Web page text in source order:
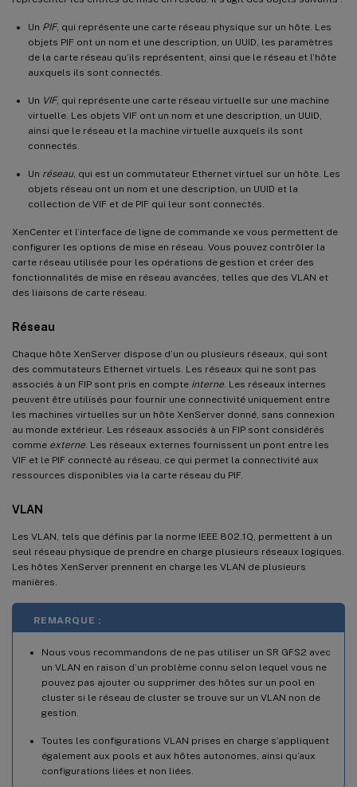
Un PIF, qui représente une carte réseau physique sur un hôte. Les
objets PIF ont un nom et une description, un UUID, les paramètres
de la carte réseau qu’ils représentent, ainsi que le réseau et l’hôte
auxquels ils sont connectés.
Un VIF, qui représente une carte réseau virtuelle sur une machine
virtuelle. Les objets VIF ont un nom et une description, un UUID,
ainsi que le réseau et la machine virtuelle auxquels ils sont
connectés.
Un réseau, qui est un commutateur Ethernet virtuel sur un hôte. Les
objets réseau ont un nom et une description, un UUID et la
collection de VIF et de PIF qui leur sont connectés.
XenCenter et l’interface de ligne de commande xe vous permettent de
configurer les options de mise en réseau. Vous pouvez contrôler la
carte réseau utilisée pour les opérations de gestion et créer des
fonctionnalités de mise en réseau avancées, telles que des VLAN et
des liaisons de carte réseau.
Réseau
Chaque hôte XenServer dispose d’un ou plusieurs réseaux, qui sont
des commutateurs Ethernet virtuels. Les réseaux qui ne sont pas
associés à un FIP sont pris en compte interne . Les réseaux internes
peuvent être utilisés pour fournir une connectivité uniquement entre
les machines virtuelles sur un hôte XenServer donné, sans connexion
au monde extérieur. Les réseaux associés à un FIP sont considérés
comme externe . Les réseaux externes fournissent un pont entre les
VIF et le PIF connecté au réseau, ce qui permet la connectivité aux
ressources disponibles via la carte réseau du PIF.
VLAN
Les VLAN, tels que définis par la norme IEEE 802.1Q, permettent à un
seul réseau physique de prendre en charge plusieurs réseaux logiques.
Les hôtes XenServer prennent en charge les VLAN de plusieurs
manières.
REMARQUE :
Nous vous recommandons de ne pas utiliser un SR GFS2 avec
un VLAN en raison d’un problème connu selon lequel vous ne
pouvez pas ajouter ou supprimer des hôtes sur un pool en
cluster si le réseau de cluster se trouve sur un VLAN non de
gestion.
Toutes les configurations VLAN prises en charge s’appliquent
également aux pools et aux hôtes autonomes, ainsi qu’aux
configurations liées et non liées.